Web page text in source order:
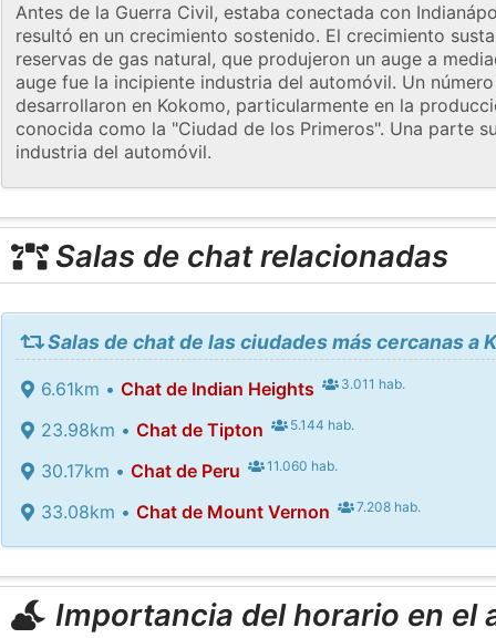
Antes de la Guerra Civil, estaba conectada con
resultó en un crecimiento sostenido. El crecimiento
reservas de gas natural, que produjeron un auge a
auge fue la incipiente industria del automóvil. Un
desarrollaron en Kokomo, particularmente en la
conocida como la "Ciudad de los Primeros". Una parte
industria del automóvil.
Salas de chat relacionadas
Salas de chat de las ciudades más cercanas a
6.61km • Chat de Indian Heights 3.011 hab.
23.98km • Chat de Tipton 5.144 hab.
30.17km • Chat de Peru 11.060 hab.
33.08km • Chat de Mount Vernon 7.208 hab.
Importancia del horario en el